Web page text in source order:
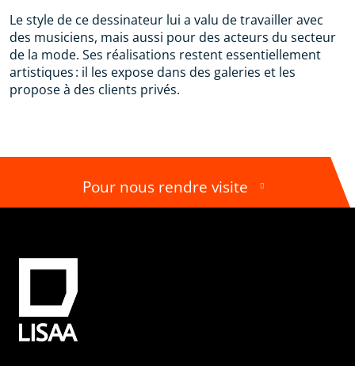
Le style de ce dessinateur lui a valu de travailler avec
des musiciens, mais aussi pour des acteurs du secteur
de la mode. Ses réalisations restent essentiellement
artistiques : il les expose dans des galeries et les
propose à des clients privés.
Pour nous rendre visite